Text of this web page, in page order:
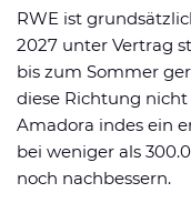
RWE ist
2027 unter Vertrag
bis zum Sommer
diese Richtung
Amadora indes ein
bei weniger als
noch nachbessern.